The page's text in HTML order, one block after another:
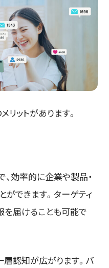
リットがあります。
効率的に企業や製品・
できます。ターゲティ
を届けることも可能で
層認知が広がります。バ